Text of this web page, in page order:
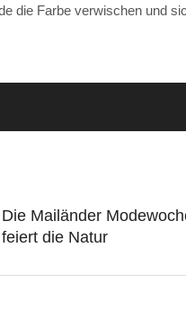
die Farbe verwischen und
Die Mailänder
feiert die Natur